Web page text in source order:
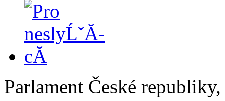
Parlament České